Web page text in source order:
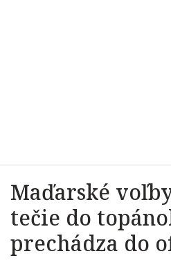
Maďarské
tečie do
prechádza do